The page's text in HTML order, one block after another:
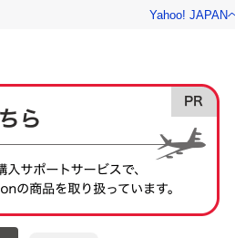
Yahoo! JAPAN